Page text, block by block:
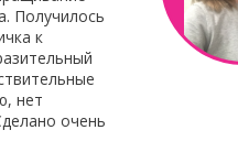
Получилось
к
нет
очень